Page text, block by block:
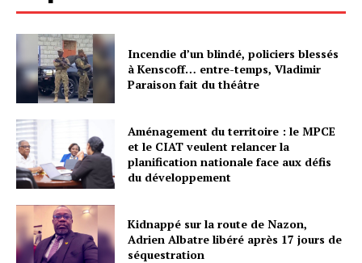
Incendie d’un blindé, policiers blessés
à Kenscoff… entre-temps, Vladimir
Paraison fait du théâtre
Aménagement du territoire : le MPCE
et le CIAT veulent relancer la
planification nationale face aux défis
du développement
Kidnappé sur la route de Nazon,
Adrien Albatre libéré après 17 jours de
séquestration